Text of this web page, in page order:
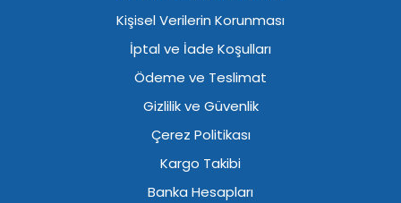
Kişisel Verilerin Korunması
İptal ve İade Koşulları
Ödeme ve Teslimat
Gizlilik ve Güvenlik
Çerez Politikası
Kargo Takibi
Banka Hesapları